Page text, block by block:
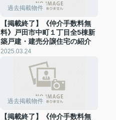
過去掲載物件
【掲載終了】《仲介手数料無
料》戸田市中町１丁目全5棟新
築戸建・建売分譲住宅の紹介
2025.03.24
過去掲載物件
【掲載終了】《仲介手数料無